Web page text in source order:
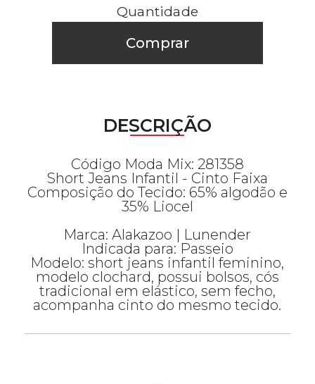
Comprar
DESCRIÇÃO
Código Moda Mix: 281358
Short Jeans Infantil - Cinto Faixa
Composição do Tecido: 65% algodão e
35% Liocel
Marca: Alakazoo | Lunender
Indicada para: Passeio
Modelo: short jeans infantil feminino,
modelo clochard, possui bolsos, cós
tradicional em elástico, sem fecho,
acompanha cinto do mesmo tecido.